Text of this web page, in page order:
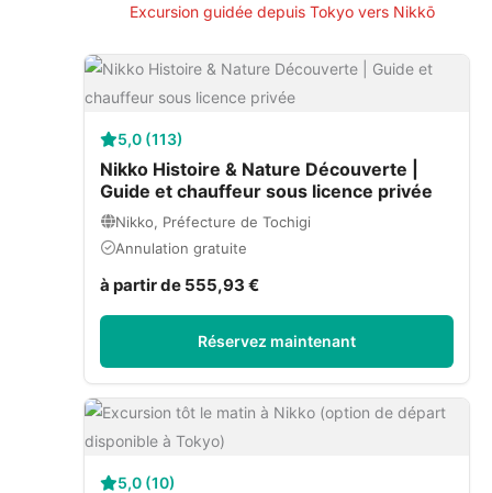
Excursion guidée depuis Tokyo vers Nikkō
5,0 (113)
Nikko Histoire & Nature Découverte |
Guide et chauffeur sous licence privée
Nikko, Préfecture de Tochigi
Annulation gratuite
à partir de 555,93 €
Réservez maintenant
5,0 (10)